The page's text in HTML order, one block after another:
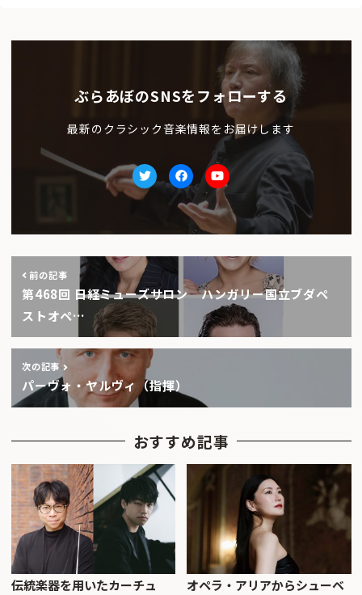
ぶらあぼのSNSをフォローする
最新のクラシック音楽情報をお届けします
TwitterfacebookYoutube
前の記事
第468回 日経ミューズサロン ハンガリー国立ブダペ
ストオペ…
次の記事
パーヴォ・ヤルヴィ（指揮）
おすすめ記事
伝統楽器を用いたカーチュ オペラ・アリアからシューベ